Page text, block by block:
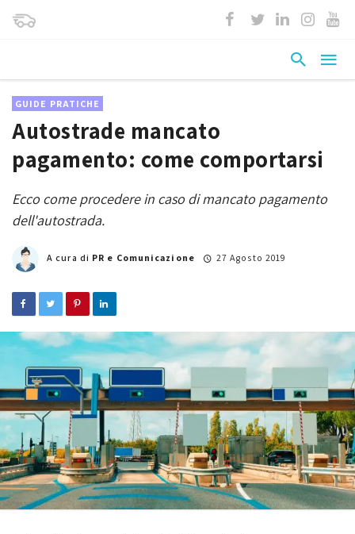
GUIDE PRATICHE
Autostrade mancato
pagamento: come comportarsi
Ecco come procedere in caso di mancato pagamento
dell'autostrada.
A cura di PR e Comunicazione 27 Agosto 2019